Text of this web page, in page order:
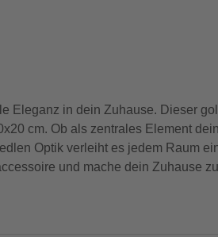
Eleganz in dein Zuhause. Dieser
cm. Ob als zentrales Element
Optik verleiht es jedem Raum
und mache dein Zuhause